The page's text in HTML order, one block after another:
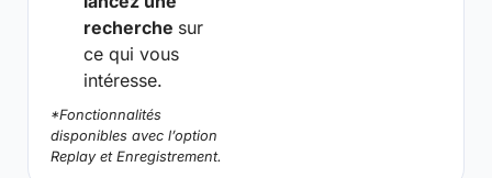
recherche sur
ce qui vous
intéresse.
*Fonctionnalités
disponibles avec l’option
Replay et Enregistrement.